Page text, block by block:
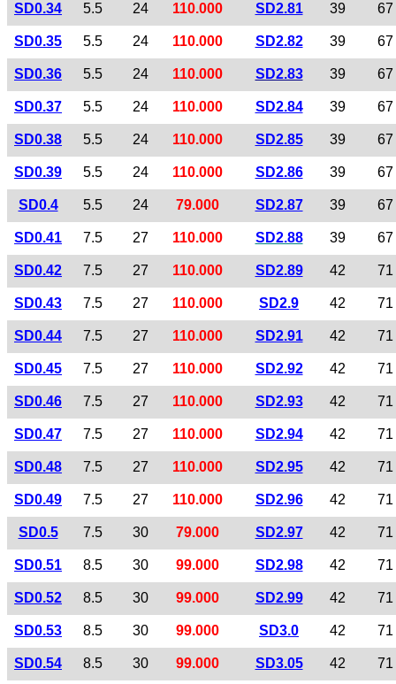
SD0.34 5.5 24 110.000 SD2.81 39 67
SD0.35 5.5 24 110.000 SD2.82 39 67
SD0.36 5.5 24 110.000 SD2.83 39 67
SD0.37 5.5 24 110.000 SD2.84 39 67
SD0.38 5.5 24 110.000 SD2.85 39 67
SD0.39 5.5 24 110.000 SD2.86 39 67
SD0.4 5.5 24 79.000 SD2.87 39 67
SD0.41 7.5 27 110.000 SD2.88 39 67
SD0.42 7.5 27 110.000 SD2.89 42 71
SD0.43 7.5 27 110.000 SD2.9 42 71
SD0.44 7.5 27 110.000 SD2.91 42 71
SD0.45 7.5 27 110.000 SD2.92 42 71
SD0.46 7.5 27 110.000 SD2.93 42 71
SD0.47 7.5 27 110.000 SD2.94 42 71
SD0.48 7.5 27 110.000 SD2.95 42 71
SD0.49 7.5 27 110.000 SD2.96 42 71
SD0.5 7.5 30 79.000 SD2.97 42 71
SD0.51 8.5 30 99.000 SD2.98 42 71
SD0.52 8.5 30 99.000 SD2.99 42 71
SD0.53 8.5 30 99.000 SD3.0 42 71
SD0.54 8.5 30 99.000 SD3.05 42 71